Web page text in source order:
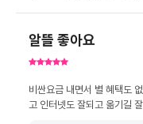
알뜰 좋아요
비싼요금 내면서 별 혜택도
고 인터넷도 잘되고 옮기길